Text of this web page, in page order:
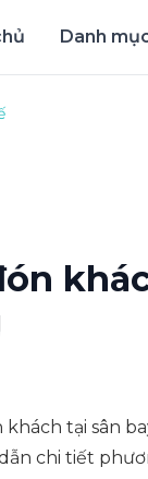
Danh
tại sân
chi tiết